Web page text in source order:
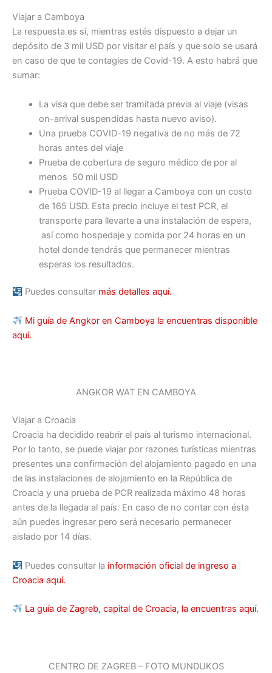
Viajar a Camboya
La respuesta es sí, mientras estés dispuesto a dejar un
depósito de 3 mil USD por visitar el país y que solo se usará
en caso de que te contagies de Covid-19. A esto habrá que
sumar:
La visa que debe ser tramitada previa al viaje (visas
on-arrival suspendidas hasta nuevo aviso).
Una prueba COVID-19 negativa de no más de 72
horas antes del viaje
Prueba de cobertura de seguro médico de por al
menos 50 mil USD
Prueba COVID-19 al llegar a Camboya con un costo
de 165 USD. Esta precio incluye el test PCR, el
transporte para llevarte a una instalación de espera,
así como hospedaje y comida por 24 horas en un
hotel donde tendrás que permanecer mientras
esperas los resultados.
Puedes consultar más detalles aquí.
Mi guía de Angkor en Camboya la encuentras disponible
aquí.
ANGKOR WAT EN CAMBOYA
Viajar a Croacia
Croacia ha decidido reabrir el país al turismo internacional.
Por lo tanto, se puede viajar por razones turísticas mientras
presentes una confirmación del alojamiento pagado en una
de las instalaciones de alojamiento en la República de
Croacia y una prueba de PCR realizada máximo 48 horas
antes de la llegada al país. En caso de no contar con ésta
aún puedes ingresar pero será necesario permanecer
aislado por 14 días.
Puedes consultar la información oficial de ingreso a
Croacia aquí.
La guía de Zagreb, capital de Croacia, la encuentras aquí.
CENTRO DE ZAGREB – FOTO MUNDUKOS